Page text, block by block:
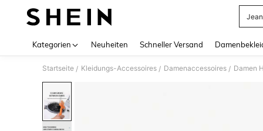
Kategorien Neuheiten Schneller Versand
Startseite / Kleidungs-Accessoires / Damenaccessoires / Damen